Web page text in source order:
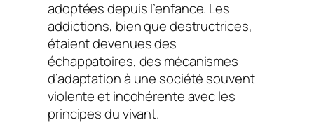
adoptées depuis l’enfance. Les
addictions, bien que destructrices,
étaient devenues des
échappatoires, des mécanismes
d’adaptation à une société souvent
violente et incohérente avec les
principes du vivant.